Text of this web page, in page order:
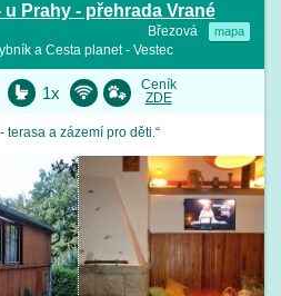
Prahy - přehrada Vrané
Březová mapa
a Cesta planet - Vestec
1x
Ceník
ZDE
terasa a zázemí pro děti.“